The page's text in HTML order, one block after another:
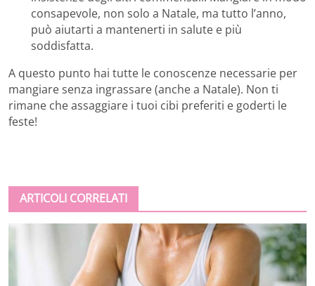
consapevole, non solo a Natale, ma tutto l’anno,
può aiutarti a mantenerti in salute e più
soddisfatta.
A questo punto hai tutte le conoscenze necessarie per
mangiare senza ingrassare (anche a Natale). Non ti
rimane che assaggiare i tuoi cibi preferiti e goderti le
feste!
ARTICOLI CORRELATI